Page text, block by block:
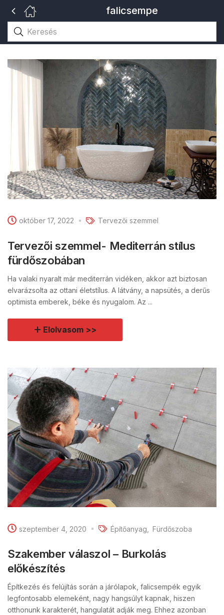
falicsempe
október 17, 2022 Tervezői szemmel
Tervezői szemmel- Mediterrán stílus
fürdőszobában
Ha valaki nyaralt már mediterrán vidéken, akkor azt biztosan
elvarázsolta az ottani életstílus. A látvány, a napsütés, a derűs
optimista emberek, béke és nyugalom. Az ...
Elolvasom >>
szeptember 4, 2020 Építőanyag Fürdőszoba
Szakember válaszol – Burkolás
előkészítés
Építkezés és felújítás során a járólapok, falicsempék egyik
legfontosabb elemeként, nagy hangsúlyt kapnak, hiszen
otthonunk karakterét, hangulatát adják meg. Ehhez azonban